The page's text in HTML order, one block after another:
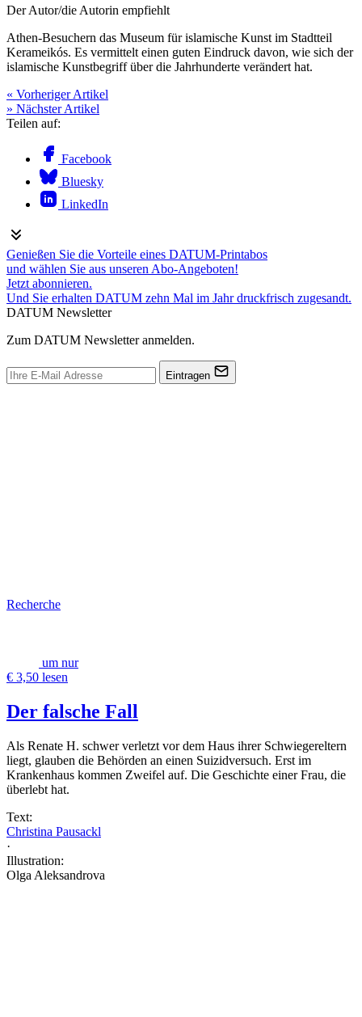
Der Autor/die Autorin empfiehlt
Athen-Besuchern das Museum für islamische Kunst im Stadtteil
Kerameikós. Es vermittelt einen guten Eindruck davon, wie sich der
islamische Kunstbegriff über die Jahrhunderte verändert hat.
« Vorheriger Artikel
» Nächster Artikel
Teilen auf:
Facebook
Bluesky
LinkedIn
Genießen Sie die Vorteile eines DATUM-Printabos
und wählen Sie aus unseren Abo-Angeboten!
Jetzt abonnieren.
Und Sie erhalten DATUM zehn Mal im Jahr druckfrisch zugesandt.
DATUM Newsletter
Zum DATUM Newsletter anmelden.
Eintragen
Recherche
um nur
€ 3,50 lesen
Der falsche Fall
Als Renate H. schwer verletzt vor dem Haus ihrer Schwiegereltern
liegt, glauben die Behörden an einen Suizidversuch. Erst im
Krankenhaus kommen Zweifel auf. Die Geschichte einer Frau, die
überlebt hat.
Text:
Christina Pausackl
·
Illustration:
Olga Aleksandrova